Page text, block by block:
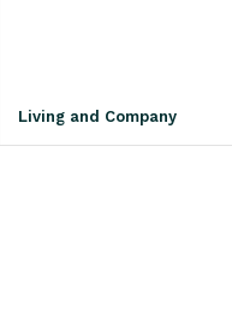
Living and Company